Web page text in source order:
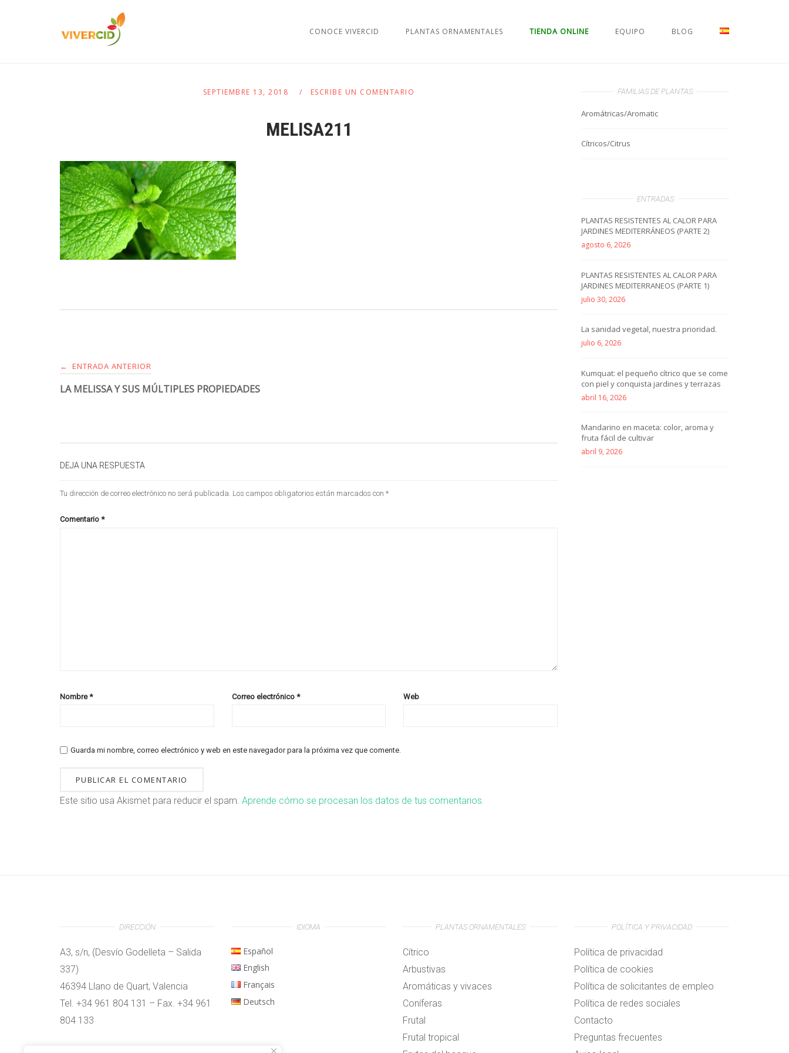
CONOCE VIVERCID PLANTAS ORNAMENTALES TIENDA ONLINE EQUIPO BLOG
SEPTIEMBRE 13, 2018 ESCRIBE UN COMENTARIO
MELISA211
← ENTRADA ANTERIOR
LA MELISSA Y SUS MÚLTIPLES PROPIEDADES
DEJA UNA RESPUESTA
Tu dirección de correo electrónico no será publicada. Los campos obligatorios están marcados con *
Comentario *
Nombre* Correo electrónico * Web
Guarda mi nombre, correo electrónico y web en este navegador para la próxima vez que comente.
Este sitio usa Akismet para reducir el spam. Aprende cómo se procesan los datos de tus comentarios.
FAMILIAS DE PLANTAS
Aromátricas/Aromatic
Cítricos/Citrus
ENTRADAS
PLANTAS RESISTENTES AL CALOR PARA
JARDINES MEDITERRÁNEOS (PARTE 2)
agosto 6, 2026
PLANTAS RESISTENTES AL CALOR PARA
JARDINES MEDITERRANEOS (PARTE 1)
julio 30, 2026
La sanidad vegetal, nuestra prioridad.
julio 6, 2026
Kumquat: el pequeño cítrico que se come
con piel y conquista jardines y terrazas
abril 16, 2026
Mandarino en maceta: color, aroma y
fruta fácil de cultivar
abril 9, 2026
DIRECCIÓN
A3, s/n, (Desvío Godelleta – Salida
337)
46394 Llano de Quart, Valencia
Tel. +34 961 804 131 – Fax. +34 961
804 133
IDIOMA
Español
English
Français
Deutsch
PLANTAS ORNAMENTALES
Cítrico
Arbustivas
Aromáticas y vivaces
Coníferas
Frutal
Frutal tropical
POLÍTICA Y PRIVACIDAD
Política de privacidad
Política de cookies
Política de solicitantes de empleo
Política de redes sociales
Contacto
Preguntas frecuentes